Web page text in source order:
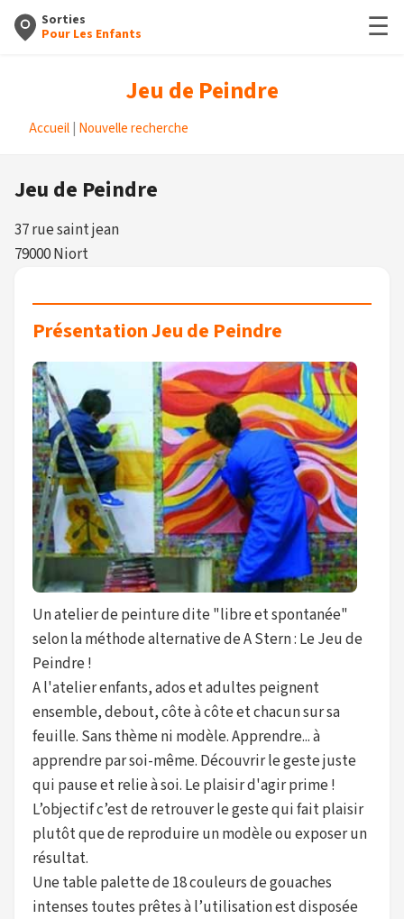
Sorties
Pour Les Enfants
☰
Jeu de Peindre
Accueil Nouvelle recherche
Jeu de Peindre
37 rue saint jean
79000 Niort
Présentation Jeu de Peindre
Un atelier de peinture dite "libre et spontanée"
selon la méthode alternative de A Stern : Le Jeu de
Peindre !
A l'atelier enfants, ados et adultes peignent
ensemble, debout, côte à côte et chacun sur sa
feuille. Sans thème ni modèle. Apprendre... à
apprendre par soi-même. Découvrir le geste juste
qui pause et relie à soi. Le plaisir d'agir prime !
L’objectif c’est de retrouver le geste qui fait plaisir
plutôt que de reproduire un modèle ou exposer un
résultat.
Une table palette de 18 couleurs de gouaches
intenses toutes prêtes à l’utilisation est disposée